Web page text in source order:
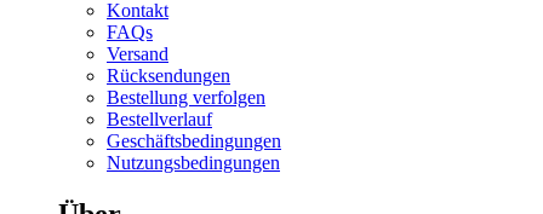
Kontakt
FAQs
Versand
Rücksendungen
Bestellung verfolgen
Bestellverlauf
Geschäftsbedingungen
Nutzungsbedingungen